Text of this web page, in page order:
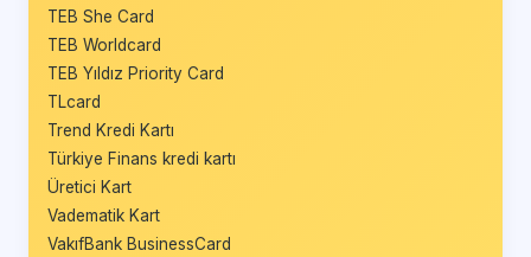
TEB She Card
TEB Worldcard
TEB Yıldız Priority Card
TLcard
Trend Kredi Kartı
Türkiye Finans kredi kartı
Üretici Kart
Vadematik Kart
VakıfBank BusinessCard